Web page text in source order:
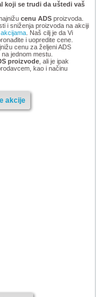
koji se trudi da uštedi vaš
cenu ADSproizvoda.
i sniženja proizvoda na akciji
. Naš cilj je da Vi
i uopredite cene.
cenu za željeni ADS
jednom mestu.
proizvode, ali je ipak
kao i načinu
akcije